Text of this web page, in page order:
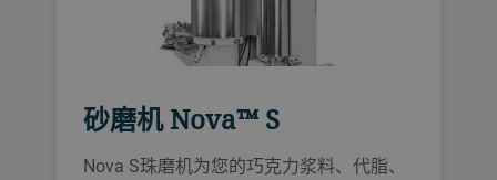
砂磨机 Nova™ S
Nova S珠磨机为您的巧克力浆料、代脂、